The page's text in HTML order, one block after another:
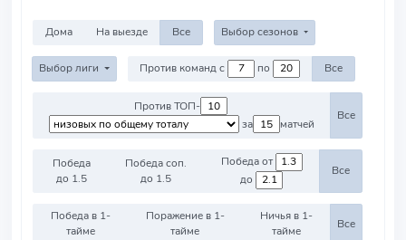
Дома На выезде Все Выбор сезонов
Выбор лиги Против команд с по Все
Против ТОП-
за
матчей
Все
Победа
до 1.5
Победа соп.
до 1.5
Победа от
до
Все
Победа в 1-
тайме
Поражение в 1-
тайме
Ничья в 1-
тайме
Все